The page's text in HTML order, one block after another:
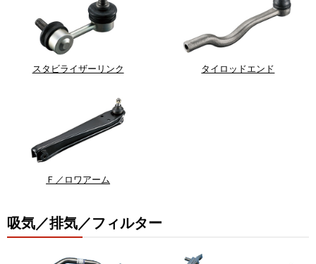
スタビライザーリンク タイロッドエンド
Ｆ／ロワアーム
吸気／排気／フィルター